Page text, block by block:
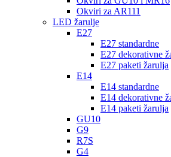
Okviri za AR111
LED žarulje
E27
E27 standardne
E27 dekorativne
E27 paketi žarulja
E14
E14 standardne
E14 dekorativne
E14 paketi žarulja
GU10
G9
R7S
G4